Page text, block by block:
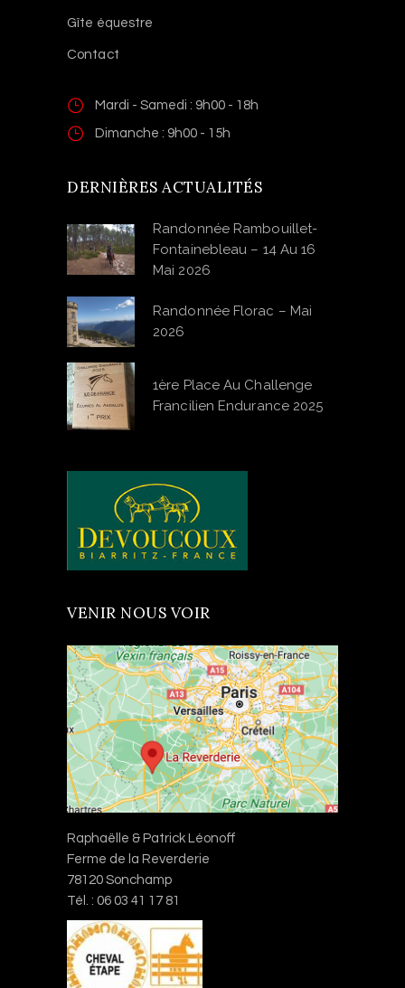
Gîte équestre
Contact
Mardi - Samedi : 9h00 - 18h
Dimanche : 9h00 - 15h
DERNIÈRES ACTUALITÉS
Randonnée Rambouillet-
Fontainebleau – 14 Au 16
Mai 2026
Randonnée Florac – Mai
2026
1ère Place Au Challenge
Francilien Endurance 2025
VENIR NOUS VOIR
Raphaëlle & Patrick Léonoff
Ferme de la Reverderie
78120 Sonchamp
Tél. : 06 03 41 17 81